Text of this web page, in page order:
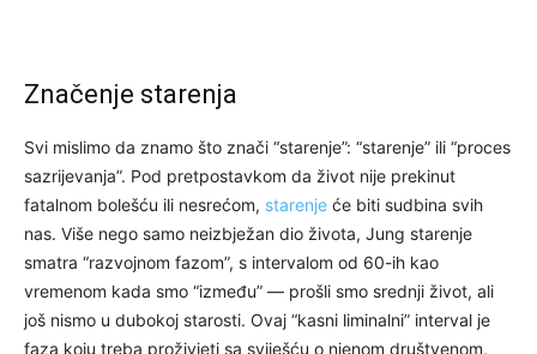
Značenje starenja
Svi mislimo da znamo što znači “starenje”: “starenje” ili “proces
sazrijevanja”. Pod pretpostavkom da život nije prekinut
fatalnom bolešću ili nesrećom, starenje će biti sudbina svih
nas. Više nego samo neizbježan dio života, Jung starenje
smatra “razvojnom fazom”, s intervalom od 60-ih kao
vremenom kada smo “između” — prošli smo srednji život, ali
još nismo u dubokoj starosti. Ovaj “kasni liminalni” interval je
faza koju treba proživjeti sa sviješću o njenom društvenom,